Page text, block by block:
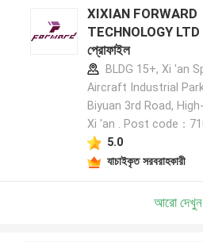
XIXIAN FORWARD
TECHNOLOGY LTD
প্রোফাইল
BLDG 15+, Xi 'an
Aircraft Industrial
Biyuan 3rd Road,
Xi 'an . Post code：
5.0
যাচাইকৃত সরবরাহকারী
আরো দেখুন